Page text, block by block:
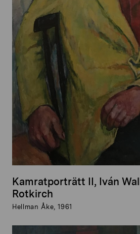
Kamratporträtt II, Iván
Rotkirch
Hellman Åke, 1961